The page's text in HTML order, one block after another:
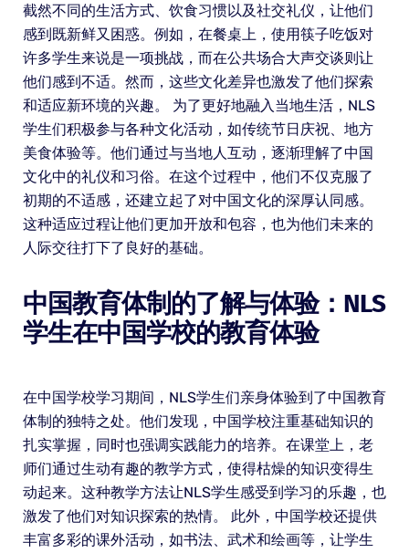
截然不同的生活方式、饮食习惯以及社交礼仪，让他们
感到既新鲜又困惑。例如，在餐桌上，使用筷子吃饭对
许多学生来说是一项挑战，而在公共场合大声交谈则让
他们感到不适。然而，这些文化差异也激发了他们探索
和适应新环境的兴趣。 为了更好地融入当地生活，NLS
学生们积极参与各种文化活动，如传统节日庆祝、地方
美食体验等。他们通过与当地人互动，逐渐理解了中国
文化中的礼仪和习俗。在这个过程中，他们不仅克服了
初期的不适感，还建立起了对中国文化的深厚认同感。
这种适应过程让他们更加开放和包容，也为他们未来的
人际交往打下了良好的基础。
中国教育体制的了解与体验：NLS
学生在中国学校的教育体验
在中国学校学习期间，NLS学生们亲身体验到了中国教育
体制的独特之处。他们发现，中国学校注重基础知识的
扎实掌握，同时也强调实践能力的培养。在课堂上，老
师们通过生动有趣的教学方式，使得枯燥的知识变得生
动起来。这种教学方法让NLS学生感受到学习的乐趣，也
激发了他们对知识探索的热情。 此外，中国学校还提供
丰富多彩的课外活动，如书法、武术和绘画等，让学生